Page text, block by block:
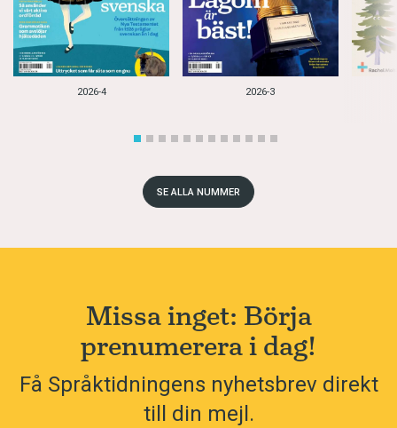
2026-4 2026-3
SE ALLA NUMMER
Missa inget: Börja
prenumerera i dag!
Få Språktidningens nyhetsbrev direkt
till din mejl.